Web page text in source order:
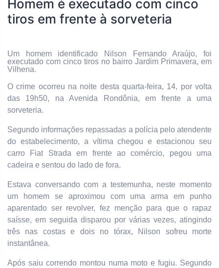
Homem é executado com cinco
tiros em frente à sorveteria
Um homem identificado Nilson Fernando Araújo, foi
executado com cinco tiros no bairro Jardim Primavera, em
Vilhena.
O crime ocorreu na noite desta quarta-feira, 14, por volta
das 19h50, na Avenida Rondônia, em frente a uma
sorveteria.
Segundo informações repassadas a polícia pelo atendente
do estabelecimento, a vítima chegou e estacionou seu
carro Fiat Strada em frente ao comércio, pegou uma
cadeira e sentou do lado de fora.
Estava conversando com a testemunha, neste momento
um homem se aproximou com uma arma em punho
aparentado ser revolver, fez menção para que o rapaz
saísse, em seguida disparou por várias vezes, atingindo
três nas costas e dois no tórax, Nilson sofreu morte
instantânea.
Após saiu correndo montou numa moto e fugiu. Segundo